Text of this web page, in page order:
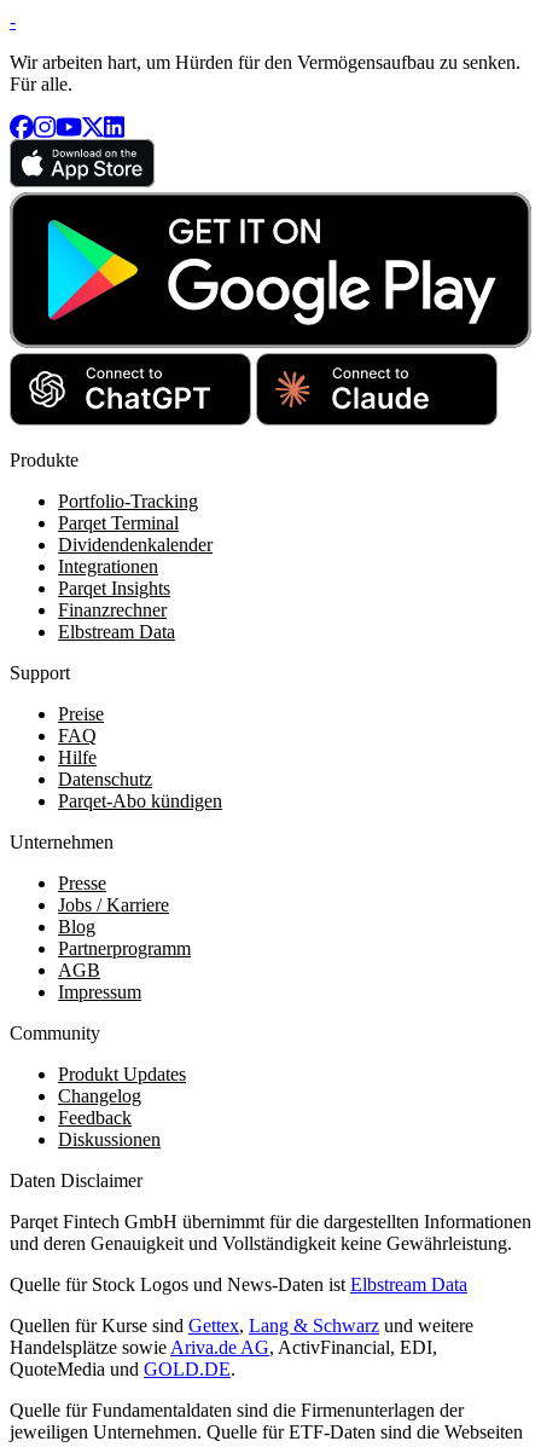
-
Wir arbeiten hart, um Hürden für den Vermögensaufbau zu senken.
Für alle.
Produkte
Portfolio-Tracking
Parqet Terminal
Dividendenkalender
Integrationen
Parqet Insights
Finanzrechner
Elbstream Data
Support
Preise
FAQ
Hilfe
Datenschutz
Parqet-Abo kündigen
Unternehmen
Presse
Jobs / Karriere
Blog
Partnerprogramm
AGB
Impressum
Community
Produkt Updates
Changelog
Feedback
Diskussionen
Daten Disclaimer
Parqet Fintech GmbH übernimmt für die dargestellten Informationen
und deren Genauigkeit und Vollständigkeit keine Gewährleistung.
Quelle für Stock Logos und News-Daten ist Elbstream Data
Quellen für Kurse sind Gettex, Lang & Schwarz und weitere
Handelsplätze sowie Ariva.de AG, ActivFinancial, EDI,
QuoteMedia und GOLD.DE.
Quelle für Fundamentaldaten sind die Firmenunterlagen der
jeweiligen Unternehmen. Quelle für ETF-Daten sind die Webseiten